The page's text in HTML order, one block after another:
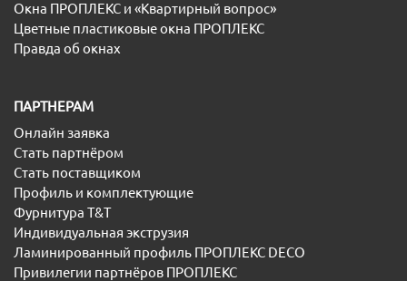
Окна ПРОПЛЕКС и «Квартирный вопрос»
Цветные пластиковые окна ПРОПЛЕКС
Правда об окнах
ПАРТНЕРАМ
Онлайн заявка
Стать партнёром
Стать поставщиком
Профиль и комплектующие
Фурнитура T&T
Индивидуальная экструзия
Ламинированный профиль ПРОПЛЕКС DECO
Привилегии партнёров ПРОПЛЕКС